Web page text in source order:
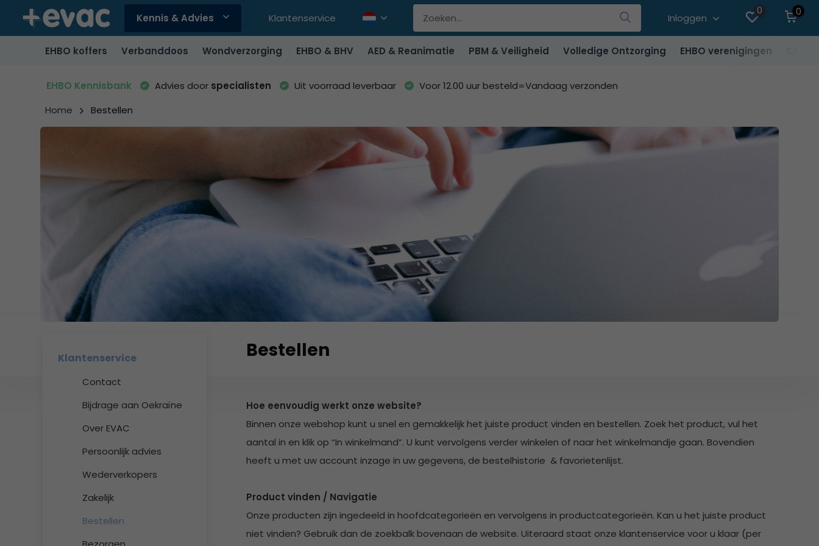
Kennis & Advies Klantenservice Inloggen
0
0
Gebruik
de
pijltjes
selecteren.
geselecteerde
zoekresultaat
EHBO koffers Verbanddoos Wondverzorging EHBO & BHV AED & Reanimatie PBM & Veiligheid Volledige Ontzorging EHBO verenigingen
EHBO Kennisbank Advies door specialisten Uit voorraad leverbaar
Voor 12.00 uur besteld=Vandaag verzonden
Home
Bestellen
Klantenservice
Contact
Bijdrage aan Oekraïne
Over EVAC
Persoonlijk advies
Wederverkopers
Zakelijk
Bestellen
Bestellen
Hoe eenvoudig werkt onze website?
Binnen onze webshop kunt u snel en gemakkelijk het juiste product vinden en bestellen. Zoek het product, vul het
aantal in en klik op “In winkelmand”. U kunt vervolgens verder winkelen of naar het winkelmandje gaan. Bovendien
heeft u met uw account inzage in uw gegevens, de bestelhistorie & favorietenlijst.
Product vinden / Navigatie
Onze producten zijn ingedeeld in hoofdcategorieën en vervolgens in productcategorieën. Kan u het juiste product
niet vinden? Gebruik dan de zoekbalk bovenaan de website. Uiteraard staat onze klantenservice voor u klaar (per